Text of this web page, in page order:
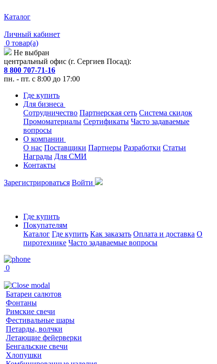
Каталог
Личный кабинет
0 товар(а)
Не выбран
центральный офис (г. Сергиев Посад):
8 800 707-71-16
пн. - пт. с 8:00 до 17:00
Где купить
Для бизнеса
Сотрудничество Партнерская сеть Система скидок
Промоматериалы Сертификаты Часто задаваемые
вопросы
О компании
О нас Поставщики Партнеры Разработки Статьи
Награды Для СМИ
Контакты
Зарегистрироваться Войти
Где купить
Покупателям
Каталог Где купить Как заказать Оплата и доставка О
пиротехнике Часто задаваемые вопросы
0
Батареи салютов
Фонтаны
Римские свечи
Фестивальные шары
Петарды, волчки
Летающие фейерверки
Бенгальские свечи
Хлопушки